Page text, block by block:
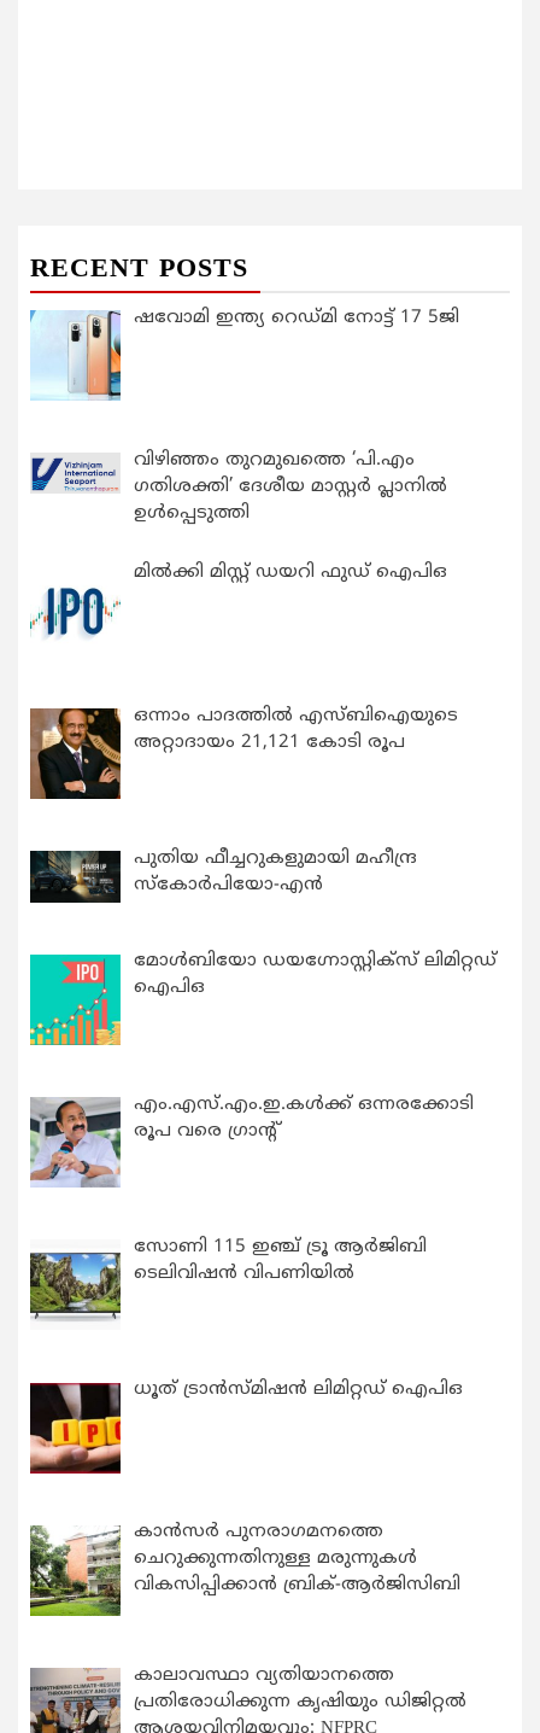
RECENT POSTS
ഷവോമി ഇന്ത്യ റെഡ്മി നോട്ട് 17 5ജി
വിഴിഞ്ഞം തുറമുഖത്തെ ‘പി.എം
ഗതിശക്തി’ ദേശീയ മാസ്റ്റർ പ്ലാനിൽ
ഉൾപ്പെടുത്തി
മിൽക്കി മിസ്റ്റ് ഡയറി ഫുഡ് ഐപിഒ
ഒന്നാം പാദത്തിൽ എസ്ബിഐയുടെ
അറ്റാദായം 21,121 കോടി രൂപ
പുതിയ ഫീച്ചറുകളുമായി മഹീന്ദ്ര
സ്കോർപിയോ-എൻ
മോൾബിയോ ഡയഗ്നോസ്റ്റിക്സ് ലിമിറ്റഡ്
ഐപിഒ
എം.എസ്.എം.ഇ.കൾക്ക് ഒന്നരക്കോടി
രൂപ വരെ ഗ്രാന്റ്
സോണി 115 ഇഞ്ച് ട്രൂ ആർജിബി
ടെലിവിഷൻ വിപണിയിൽ
ധൂത് ട്രാൻസ്മിഷൻ ലിമിറ്റഡ് ഐപിഒ
കാന്‍സര്‍ പുനരാഗമനത്തെ
ചെറുക്കുന്നതിനുള്ള മരുന്നുകള്‍
വികസിപ്പിക്കാന്‍ ബ്രിക്-ആര്‍ജിസിബി
കാലാവസ്ഥാ വ്യതിയാനത്തെ
പ്രതിരോധിക്കുന്ന കൃഷിയും ഡിജിറ്റൽ
ആശയവിനിമയവും: NFPRC